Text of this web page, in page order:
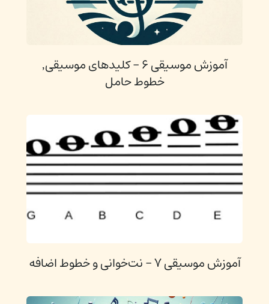
آموزش موسیقی ۶ - کلیدهای موسیقی٬
خطوط حامل
آموزش موسیقی ۷ - نت‌خوانی و خطوط اضافه